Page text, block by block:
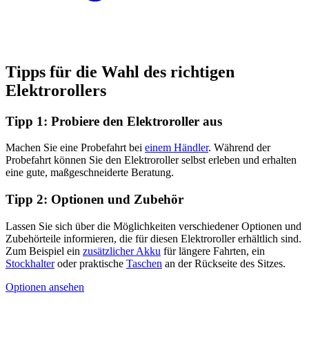
Tipps für die Wahl des richtigen
Elektrorollers
Tipp 1: Probiere den Elektroroller aus
Machen Sie eine Probefahrt bei einem Händler. Während der
Probefahrt können Sie den Elektroroller selbst erleben und erhalten
eine gute, maßgeschneiderte Beratung.
Tipp 2: Optionen und Zubehör
Lassen Sie sich über die Möglichkeiten verschiedener Optionen und
Zubehörteile informieren, die für diesen Elektroroller erhältlich sind.
Zum Beispiel ein zusätzlicher Akku für längere Fahrten, ein
Stockhalteroder praktische Taschen an der Rückseite des Sitzes.
Optionen ansehen